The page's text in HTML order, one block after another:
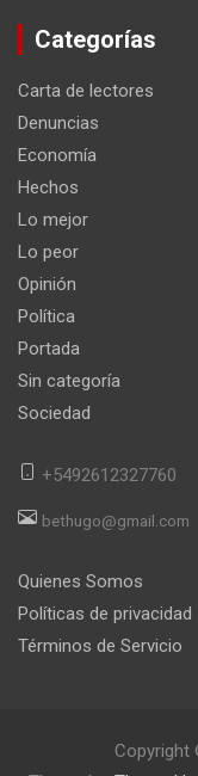
Categorías
Carta de lectores
Denuncias
Economía
Hechos
Lo mejor
Lo peor
Opinión
Política
Portada
Sin categoría
Sociedad
+5492612327760
bethugo@gmail.com
Quienes Somos
Políticas de privacidad
Términos de Servicio
Copyright